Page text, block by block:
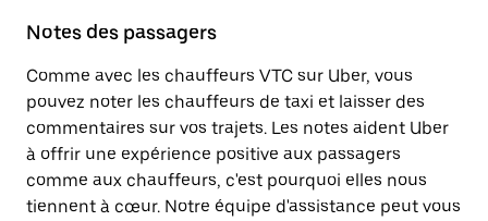
Notes des passagers
Comme avec les chauffeurs VTC sur Uber, vous
pouvez noter les chauffeurs de taxi et laisser des
commentaires sur vos trajets. Les notes aident Uber
à offrir une expérience positive aux passagers
comme aux chauffeurs, c'est pourquoi elles nous
tiennent à cœur. Notre équipe d'assistance peut vous